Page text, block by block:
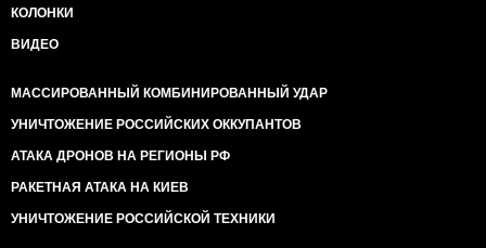
КОЛОНКИ
ВИДЕО
МАССИРОВАННЫЙ КОМБИНИРОВАННЫЙ УДАР
УНИЧТОЖЕНИЕ РОССИЙСКИХ ОККУПАНТОВ
АТАКА ДРОНОВ НА РЕГИОНЫ РФ
РАКЕТНАЯ АТАКА НА КИЕВ
УНИЧТОЖЕНИЕ РОССИЙСКОЙ ТЕХНИКИ